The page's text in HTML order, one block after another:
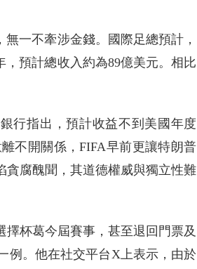
一不牽涉金錢。國際足總預計，
，預計總收入約為89億美元。相比
行指出，預計收益不到美國年度
不開關係，FIFA早前更讓特朗普
貪腐醜聞，其道德權威與獨立性難
杯葛今屆賽事，甚至退回門票及
例。他在社交平台X上表示，由於